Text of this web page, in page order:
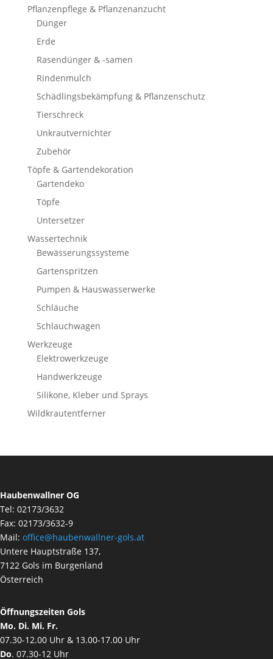
Pflanzenpflege & Pflanzenanzucht
Dünger
Erde
Rasendünger & -samen
Rindenmulch
Schädlingsbekämpfung & Pflanzenschutz
Tierschreck
Unkrautvernichter
Zubehör
Töpfe & Gartendekoration
Gartendeko
Töpfe
Untersetzer
Wassertechnik
Bewässerungssysteme
Gartenspritzen
Pumpen & Hauswasserwerke
Schläuche
Schlauchwagen
Werkzeuge
Elektrowerkzeuge
Handwerkzeuge
Silikone, Kleber und Sprays
Wildkrautentferner
Haubenwallner OG
Tel: 02173/3632
Fax: 02173/3632-9
Mail: office@haubenwallner-gols.at
Untere Hauptstraße 137,
7122 Gols im Burgenland
Österreich
Öffnungszeiten Gols
Mo. Di. Mi. Fr.
07.30-12.00 Uhr & 13.00-17.00 Uhr
Do. 07.30-12 Uhr